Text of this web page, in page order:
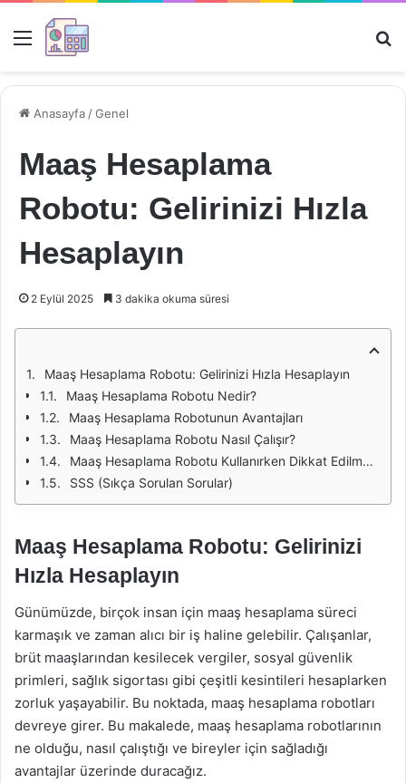
Menü
Anasayfa /Genel
Maaş Hesaplama
Robotu: Gelirinizi Hızla
Hesaplayın
2 Eylül 2025 3 dakika okuma süresi
Maaş Hesaplama Robotu: Gelirinizi Hızla Hesaplayın
Maaş Hesaplama Robotu Nedir?
Maaş Hesaplama Robotunun Avantajları
Maaş Hesaplama Robotu Nasıl Çalışır?
Maaş Hesaplama Robotu Kullanırken Dikkat Edilmesi Gerekenler
SSS (Sıkça Sorulan Sorular)
Maaş Hesaplama Robotu: Gelirinizi
Hızla Hesaplayın
Günümüzde, birçok insan için maaş hesaplama süreci
karmaşık ve zaman alıcı bir iş haline gelebilir. Çalışanlar,
brüt maaşlarından kesilecek vergiler, sosyal güvenlik
primleri, sağlık sigortası gibi çeşitli kesintileri hesaplarken
zorluk yaşayabilir. Bu noktada, maaş hesaplama robotları
devreye girer. Bu makalede, maaş hesaplama robotlarının
ne olduğu, nasıl çalıştığı ve bireyler için sağladığı
avantajlar üzerinde duracağız.